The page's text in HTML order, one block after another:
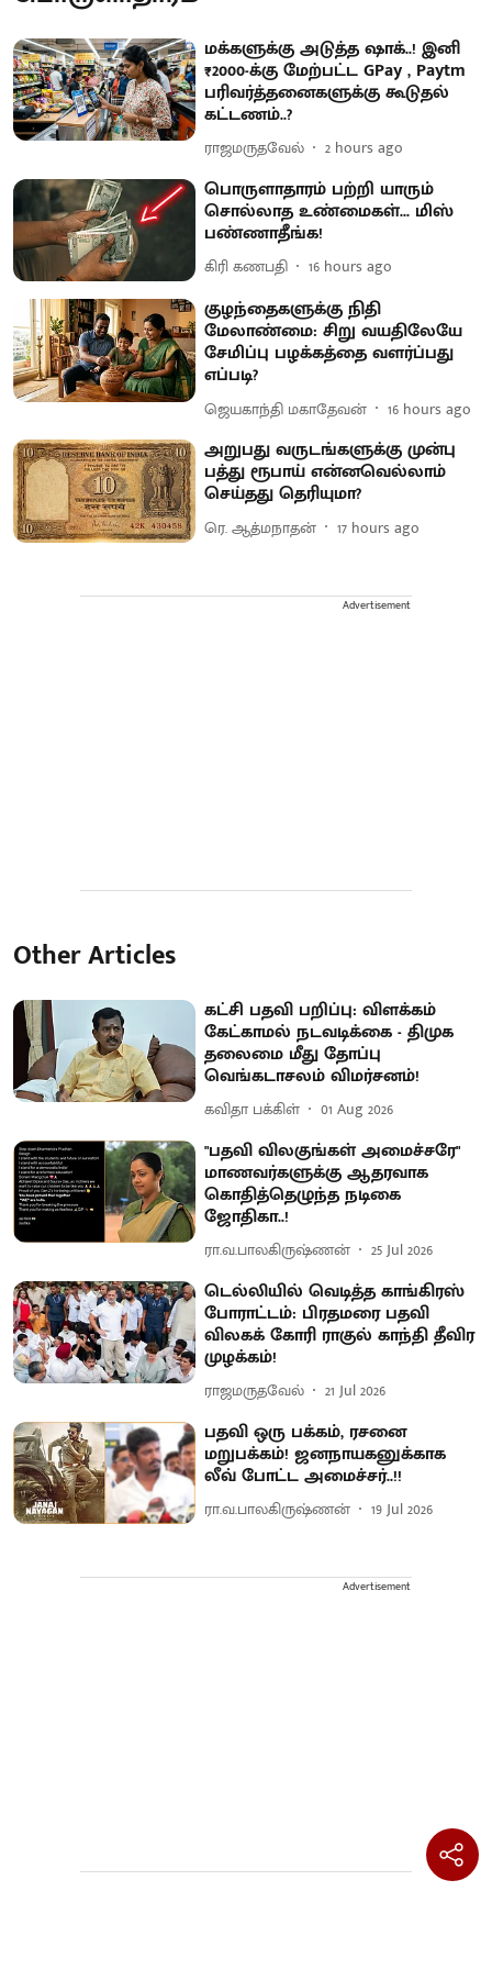
மக்களுக்கு அடுத்த ஷாக்..! இனி
₹2000-க்கு மேற்பட்ட GPay , Paytm
பரிவர்த்தனைகளுக்கு கூடுதல்
கட்டணம்..?
ராஜமருதவேல் 2 hours ago
பொருளாதாரம் பற்றி யாரும்
சொல்லாத உண்மைகள்... மிஸ்
பண்ணாதீங்க!
கிரி கணபதி 16 hours ago
குழந்தைகளுக்கு நிதி
மேலாண்மை: சிறு வயதிலேயே
சேமிப்பு பழக்கத்தை வளர்ப்பது
எப்படி?
ஜெயகாந்தி மகாதேவன் 16 hours ago
அறுபது வருடங்களுக்கு முன்பு
பத்து ரூபாய் என்னவெல்லாம்
செய்தது தெரியுமா?
ரெ. ஆத்மநாதன் 17 hours ago
Advertisement
Other Articles
கட்சி பதவி பறிப்பு: விளக்கம்
கேட்காமல் நடவடிக்கை - திமுக
தலைமை மீது தோப்பு
வெங்கடாசலம் விமர்சனம்!
கவிதா பக்கிள் 01 Aug 2026
"பதவி விலகுங்கள் அமைச்சரே"
மாணவர்களுக்கு ஆதரவாக
கொதித்தெழுந்த நடிகை
ஜோதிகா..!
ரா.வ.பாலகிருஷ்ணன் 25 Jul 2026
டெல்லியில் வெடித்த காங்கிரஸ்
போராட்டம்: பிரதமரை பதவி
விலகக் கோரி ராகுல் காந்தி தீவிர
முழக்கம்!
ராஜமருதவேல் 21 Jul 2026
பதவி ஒரு பக்கம், ரசனை
மறுபக்கம்! ஜனநாயகனுக்காக
லீவ் போட்ட அமைச்சர்..!!
ரா.வ.பாலகிருஷ்ணன் 19 Jul 2026
Advertisement